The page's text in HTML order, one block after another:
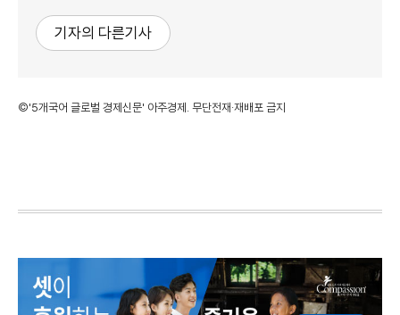
기자의 다른기사
©'5개국어 글로벌 경제신문' 아주경제. 무단전재·재배포 금지